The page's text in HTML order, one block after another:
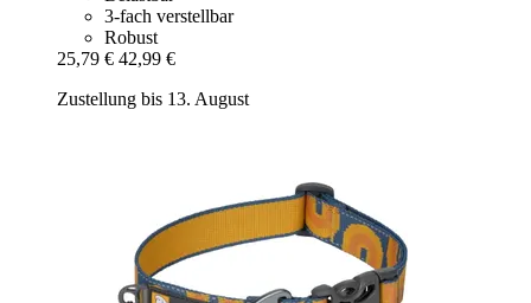
3-fach verstellbar
Robust
25,79 € 42,99 €
Zustellung bis 13. August